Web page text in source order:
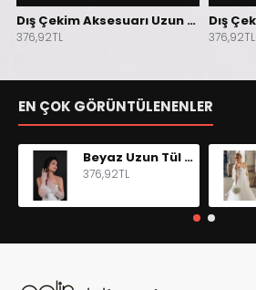
Dış Çekim Aksesuarı Uzun Beyaz Tül Gelin Eldiveni
376,92TL 376,92TL
EN ÇOK GÖRÜNTÜLENENLER
Beyaz Uzun Tül Eldiven Parmaksız Abiye Eldiveni Kostüm Aksesuar
376,92TL